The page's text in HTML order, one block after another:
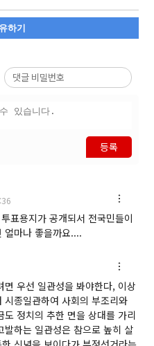
하기
등록
표용지가 공개되서 전국민들이
얼마나 좋을까요....
우선 일관성을 봐야한다, 이상
종일관하여 사회의 부조리와
정치의 추한 면을 상대를 가리
발하는 일관성은 참으로 높히 살